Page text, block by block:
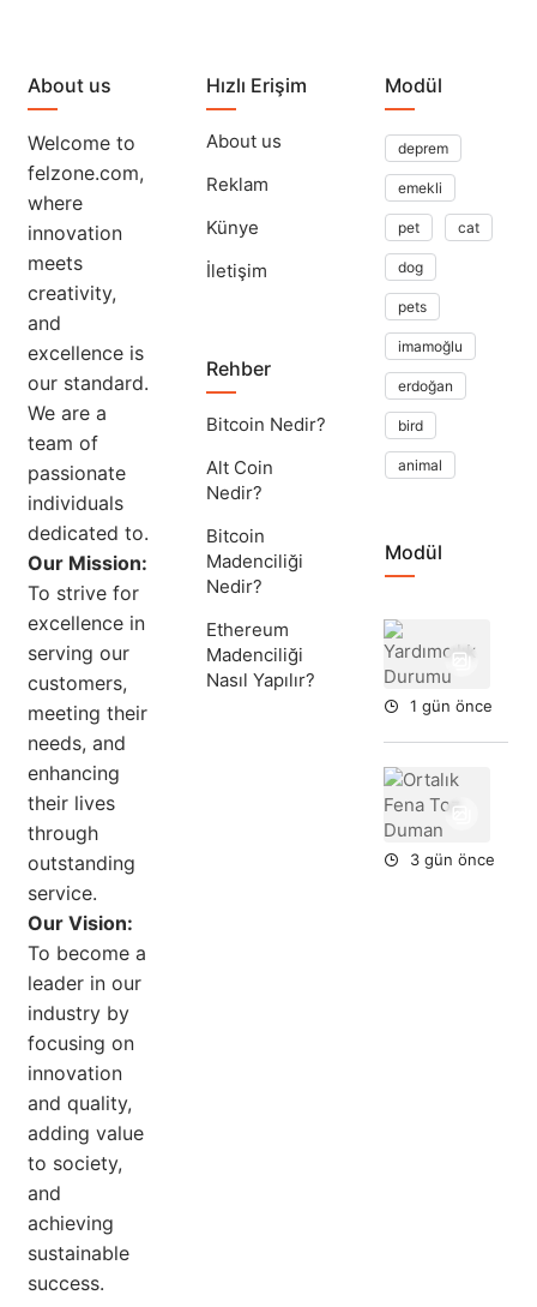
About us
Welcome to
felzone.com,
where
innovation
meets
creativity,
and
excellence is
our standard.
We are a
team of
passionate
individuals
dedicated to.
Our Mission:
To strive for
excellence in
serving our
customers,
meeting their
needs, and
enhancing
their lives
through
outstanding
service.
Our Vision:
To become a
leader in our
industry by
focusing on
innovation
and quality,
adding value
to society,
and
achieving
sustainable
success.
Hızlı Erişim
About us
Reklam
Künye
İletişim
Rehber
Bitcoin Nedir?
Alt Coin
Nedir?
Bitcoin
Madenciliği
Nedir?
Ethereum
Madenciliği
Nasıl Yapılır?
Modül
deprem
emekli
pet cat
dog
pets
imamoğlu
erdoğan
bird
animal
Modül
1 gün önce
3 gün önce